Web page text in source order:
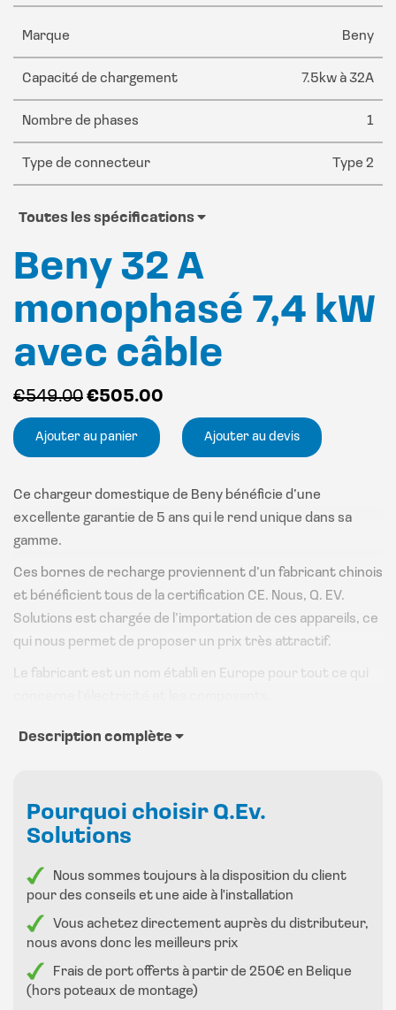
Marque Beny
Capacité de chargement 7.5kw à 32A
Nombre de phases 1
Type de connecteur Type 2
Toutes les spécifications
Beny 32 A
monophasé 7,4 kW
avec câble
€549.00 Le
prix
initial
€549.00.
€505.00
prix
actuel
€505.00.
Ajouter au panier Ajouter au devis
Ce chargeur domestique de Beny bénéficie d’une
excellente garantie de 5 ans qui le rend unique dans sa
gamme.
Ces bornes de recharge proviennent d’un fabricant chinois
et bénéficient tous de la certification CE. Nous, Q. EV.
Solutions est chargée de l’importation de ces appareils, ce
qui nous permet de proposer un prix très attractif.
Le fabricant est un nom établi en Europe pour tout ce qui
Voici le modèle-phare des bornes de recharge de Beny ;
La borne de recharge peut être commutée à 32 A avec une
charge maximale de 7,4 kW en monophasé.
intelligente avec le boîtier DLB et le câble Ethernet (inclus
5 m). Elle surveille votre consommation d’appareils
électroménagers lorsque le véhicule est connecté à la
borne de recharge et vous évitera ainsi des factures
élevées.
Description complète
Pourquoi choisir Q.Ev.
Solutions
Nous sommes toujours à la disposition du client
pour des conseils et une aide à l'installation
Vous achetez directement auprès du distributeur,
nous avons donc les meilleurs prix
Frais de port offerts à partir de 250€ en Belique
(hors poteaux de montage)